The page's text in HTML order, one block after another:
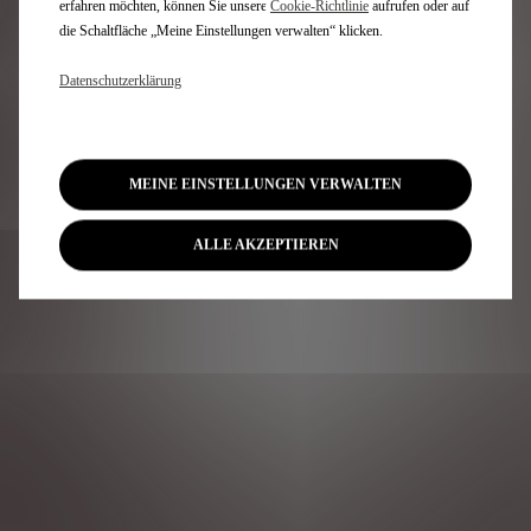
ANMELDUNG
auf Ihren Besuch.
erfahren möchten, können Sie unsere Cookie‑Richtlinie aufrufen oder auf
die Schaltfläche „Meine Einstellungen verwalten“ klicken.
Datenschutzerklärung
MEINE EINSTELLUNGEN VERWALTEN
ALLE AKZEPTIEREN